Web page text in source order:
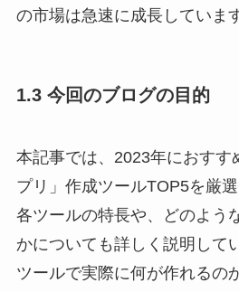
の市場は急速に成長していま
1.3 今回のブログの目的
本記事では、2023年におすす
プリ」作成ツールTOP5を厳
各ツールの特長や、どのよう
かについても詳しく説明して
ツールで実際に何が作れるの